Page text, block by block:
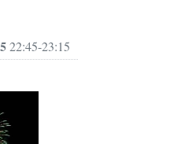
22:45-23:15